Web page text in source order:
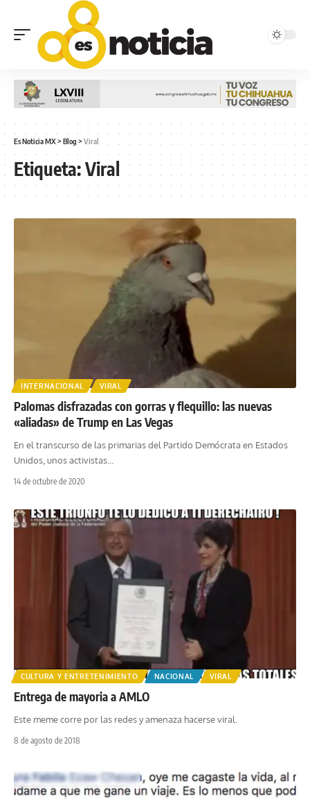
Es Noticia MX> Blog > Viral
Etiqueta:Viral
INTERNACIONAL VIRAL
Palomas disfrazadas con gorras y flequillo: las nuevas
«aliadas» de Trump en Las Vegas
En el transcurso de las primarias del Partido Demócrata en Estados
Unidos, unos activistas
14 de octubre de 2020
CULTURA Y ENTRETENIMIENTO NACIONAL VIRAL
Entrega de mayoria a AMLO
Este meme corre por las redes y amenaza hacerse viral.
8 de agosto de 2018